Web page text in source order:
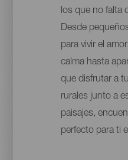
los que no falta
Desde
para vivir el
calma hasta
que disfrutar a
rurales junto a
paisajes,
perfecto para ti